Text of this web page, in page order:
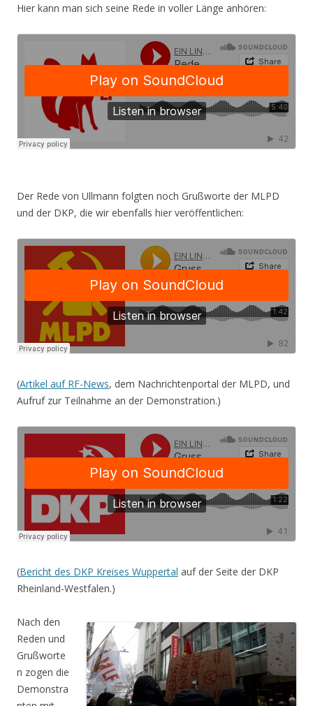
Hier kann man sich seine Rede in voller Länge anhören:
Der Rede von Ullmann folgten noch Grußworte der MLPD
und der DKP, die wir ebenfalls hier veröffentlichen:
(Artikel auf RF-News, dem Nachrichtenportal der MLPD, und
Aufruf zur Teilnahme an der Demonstration.)
(Bericht des DKP Kreises Wuppertal auf der Seite der DKP
Rheinland-Westfalen.)
Nach den
Reden und
Grußworte
n zogen die
Demonstra